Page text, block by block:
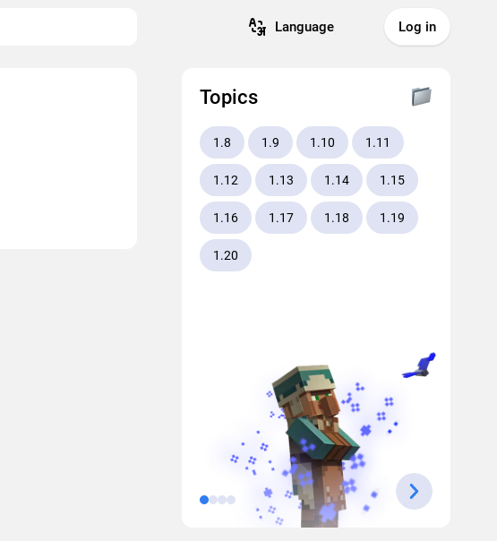
Language Log in
Topics
1.8 1.9 1.10 1.11
1.12 1.13 1.14 1.15
1.16 1.17 1.18 1.19
1.20